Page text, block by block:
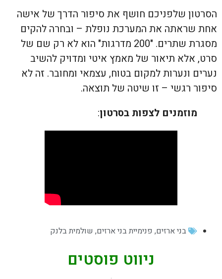
הסרטון שלפניכם חושף את סיפור הדרך של אישה
אחת שראתה את המערכת נופלת – ובחרה להקים
מסגרת שתרים. "200 מדרגות" הוא לא רק שם של
סרט, אלא תיאור של מאמץ איטי ומדויק להשיב
נערים ונערות למקום בטוח, עצמאי ומחובר. זה לא
סיפור רגשי – זו שיטה של תוצאה.
מוזמנים לצפות בסרטון:
בני ארזים, פנימיית בני ארזים, שולמית בלנק
ניווט פוסטים